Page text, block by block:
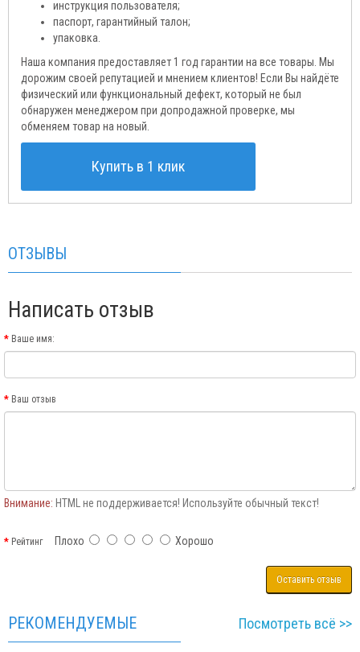
инструкция пользователя;
паспорт, гарантийный талон;
упаковка.
Наша компания предоставляет 1 год гарантии на все товары. Мы
дорожим своей репутацией и мнением клиентов! Если Вы найдёте
физический или функциональный дефект, который не был
обнаружен менеджером при допродажной проверке, мы
обменяем товар на новый.
Купить в 1 клик
ОТЗЫВЫ
Написать отзыв
Ваше имя:
Ваш отзыв
Внимание: HTML не поддерживается! Используйте обычный текст!
РейтингПлохо Хорошо
Оставить отзыв
РЕКОМЕНДУЕМЫЕ Посмотреть всё >>